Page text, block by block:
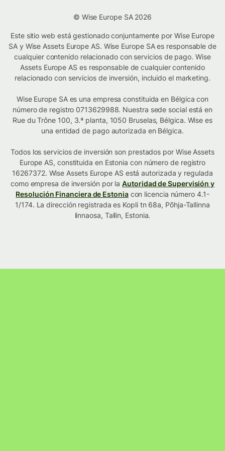
© Wise Europe SA 2026
Este sitio web está gestionado conjuntamente por Wise Europe
SA y Wise Assets Europe AS. Wise Europe SA es responsable de
cualquier contenido relacionado con servicios de pago. Wise
Assets Europe AS es responsable de cualquier contenido
relacionado con servicios de inversión, incluido el marketing.
Wise Europe SA es una empresa constituida en Bélgica con
número de registro 0713629988. Nuestra sede social está en
Rue du Trône 100, 3.ª planta, 1050 Bruselas, Bélgica. Wise es
una entidad de pago autorizada en Bélgica.
Todos los servicios de inversión son prestados por Wise Assets
Europe AS, constituida en Estonia con número de registro
16267372. Wise Assets Europe AS está autorizada y regulada
como empresa de inversión por laAutoridad de Supervisión y
Resolución Financiera de Estoniacon licencia número 4.1-
1/174. La dirección registrada es Kopli tn 68a, Põhja-Tallinna
linnaosa, Tallin, Estonia.